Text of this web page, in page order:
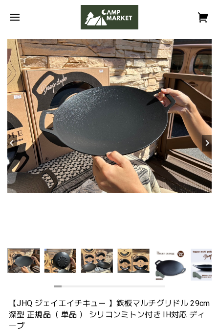
【JHQ ジェイエイチキュー 】鉄板マルチグリドル 29cm
深型 正規品（ 単品 ） シリコンミトン付き IH対応 ディ
ープ